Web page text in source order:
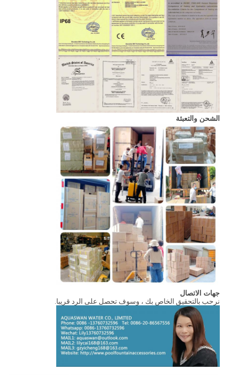
الشحن والتعبئة
جهات الاتصال
نرحب بالتحقيق الخاص بك ، وسوف تحصل على الرد قريبا.